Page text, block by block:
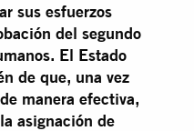
sus esfuerzos
del segundo
El Estado
de que, una vez
manera efectiva,
asignación de